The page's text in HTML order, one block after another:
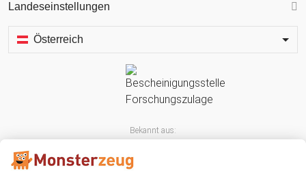
Landeseinstellungen
Österreich
Bekannt aus: